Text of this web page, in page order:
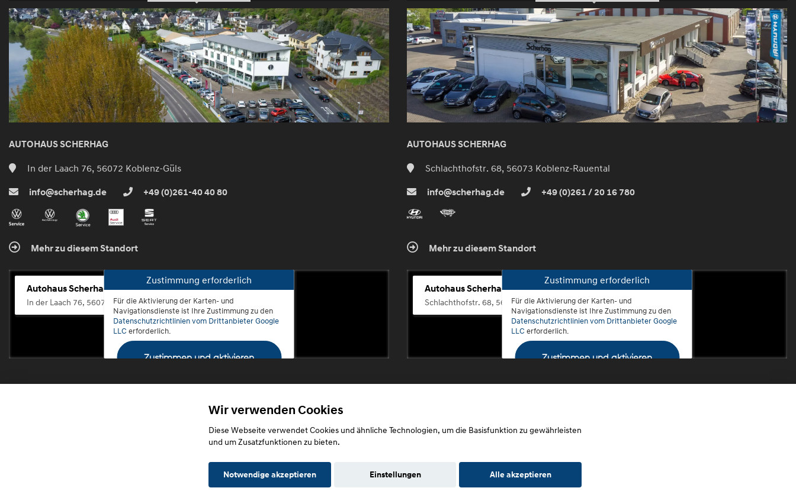
AUTOHAUS SCHERHAG
In der Laach 76, 56072 Koblenz-Güls
info@scherhag.de +49 (0)261-40 40 80
Mehr zu diesem Standort
Autohaus Scherhag
In der Laach 76, 56072 Koblenz-Güls
Zustimmung erforderlich
Für die Aktivierung der Karten- und
Navigationsdienste ist Ihre Zustimmung zu den
Datenschutzrichtlinien vom Drittanbieter Google
LLC erforderlich.
Zustimmen und aktivieren
AUTOHAUS SCHERHAG
Schlachthofstr. 68, 56073 Koblenz-Rauental
info@scherhag.de +49 (0)261 / 20 16 780
Mehr zu diesem Standort
Autohaus Scherhag
Schlachthofstr. 68, 56073 Koblenz-Rauental
Zustimmung erforderlich
Für die Aktivierung der Karten- und
Navigationsdienste ist Ihre Zustimmung zu den
Datenschutzrichtlinien vom Drittanbieter Google
LLC erforderlich.
Zustimmen und aktivieren
Startseite AGB AGB (Teile) Widerruf
Wir verwenden Cookies
Diese Webseite verwendet Cookies und ähnliche Technologien, um die Basisfunktion zu gewährleisten
und um Zusatzfunktionen zu bieten.
Notwendige akzeptieren Einstellungen Alle akzeptieren